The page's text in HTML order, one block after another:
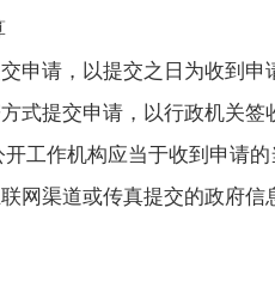
申请，以提交之日为收到申
式提交申请，以行政机关
工作机构应当于收到申请
网渠道或传真提交的政府